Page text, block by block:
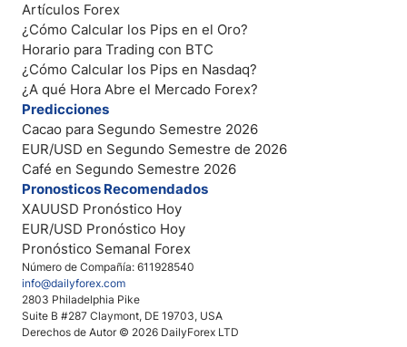
Número de Compañía: 611928540
info@dailyforex.com
2803 Philadelphia Pike
Suite B #287 Claymont, DE 19703, USA
Derechos de Autor © 2026 DailyForex LTD
Artículos Forex
¿Cómo Calcular los Pips en el Oro?
Horario para Trading con BTC
¿Cómo Calcular los Pips en Nasdaq?
¿A qué Hora Abre el Mercado Forex?
Predicciones
Cacao para Segundo Semestre 2026
EUR/USD en Segundo Semestre de 2026
Café en Segundo Semestre 2026
Pronosticos Recomendados
XAUUSD Pronóstico Hoy
EUR/USD Pronóstico Hoy
Pronóstico Semanal Forex